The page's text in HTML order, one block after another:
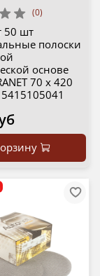
(0)
50 шт
полоски
основе
70 x 420